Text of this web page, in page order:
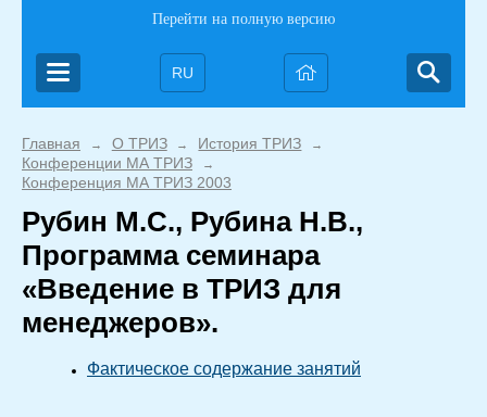
Перейти на полную версию
RU
Главная → О ТРИЗ → История ТРИЗ →
Конференции МА ТРИЗ →
Конференция МА ТРИЗ 2003
Рубин М.С., Рубина Н.В.,
Программа семинара
«Введение в ТРИЗ для
менеджеров».
Фактическое содержание занятий